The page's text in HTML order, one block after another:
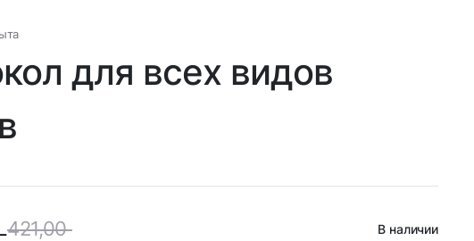
для всех видов
421,00 В наличии